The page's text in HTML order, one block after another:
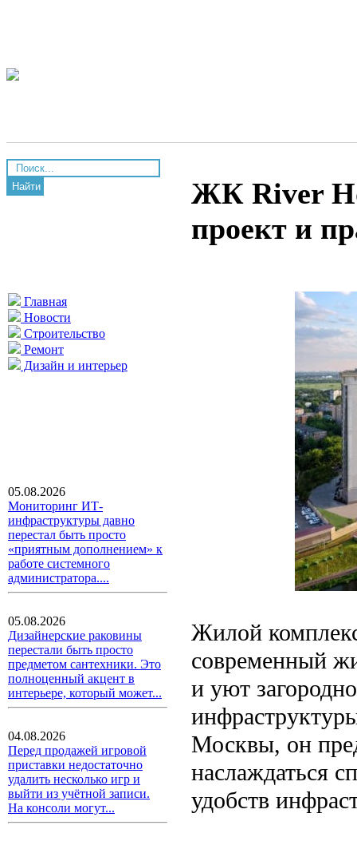
Найти
Главная
Новости
Строительство
Ремонт
Дизайн и интерьер
05.08.2026
Мониторинг ИТ-
инфраструктуры давно
перестал быть просто
«приятным дополнением» к
работе системного
администратора....
05.08.2026
Дизайнерские раковины
перестали быть просто
предметом сантехники. Это
полноценный акцент в
интерьере, который может...
04.08.2026
Перед продажей игровой
приставки недостаточно
удалить несколько игр и
выйти из учётной записи.
На консоли могут...
ЖК River
проект и
Жилой
современный
и уют
Москвы, он
наслаждаться
удобств